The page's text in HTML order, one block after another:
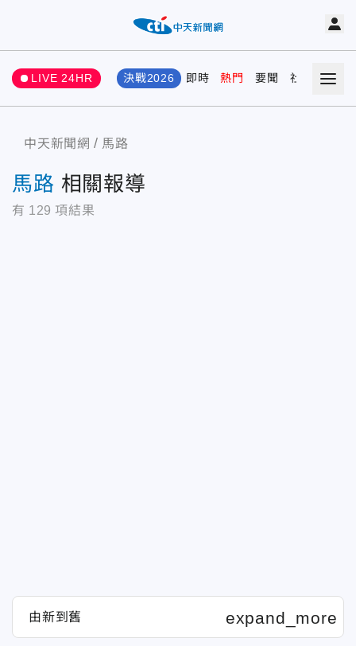
LIVE 24HR 決戰2026 即時 熱門 要聞 社會 娛樂
中天新聞網 馬路
馬路 相關報導
有 129 項結果